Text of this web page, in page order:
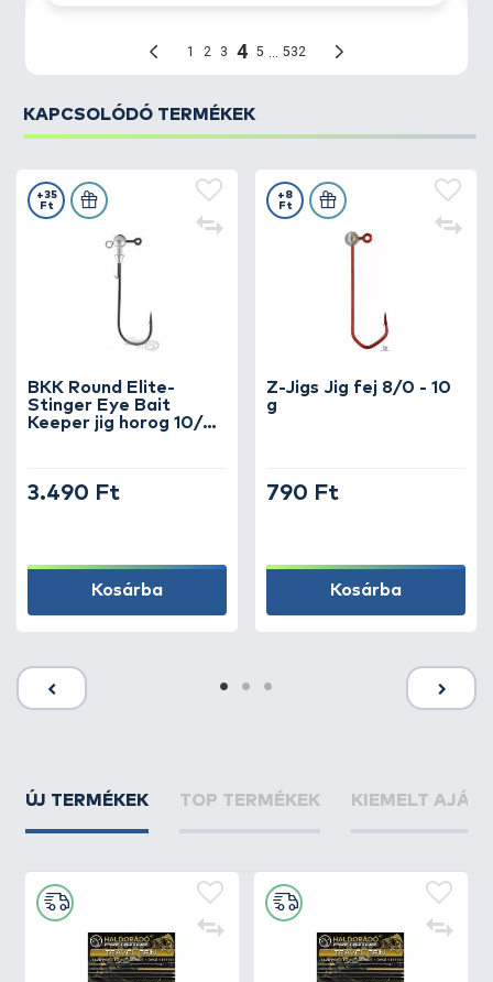
pikkelyminta, amely még életszerűbb megjelenést
ad a csalinak.
KAPCSOLÓDÓ TERMÉKEK
BKK Round Elite-
Stinger Eye Bait
Keeper jig horog 10/0
+35
Ft
3.490 Ft
Kosárba
Z-Jigs Jig fej 8/0 - 10
g
+8
Ft
790 Ft
Kosárba
ÚJ TERMÉKEK TOP TERMÉKEK KIEMELT